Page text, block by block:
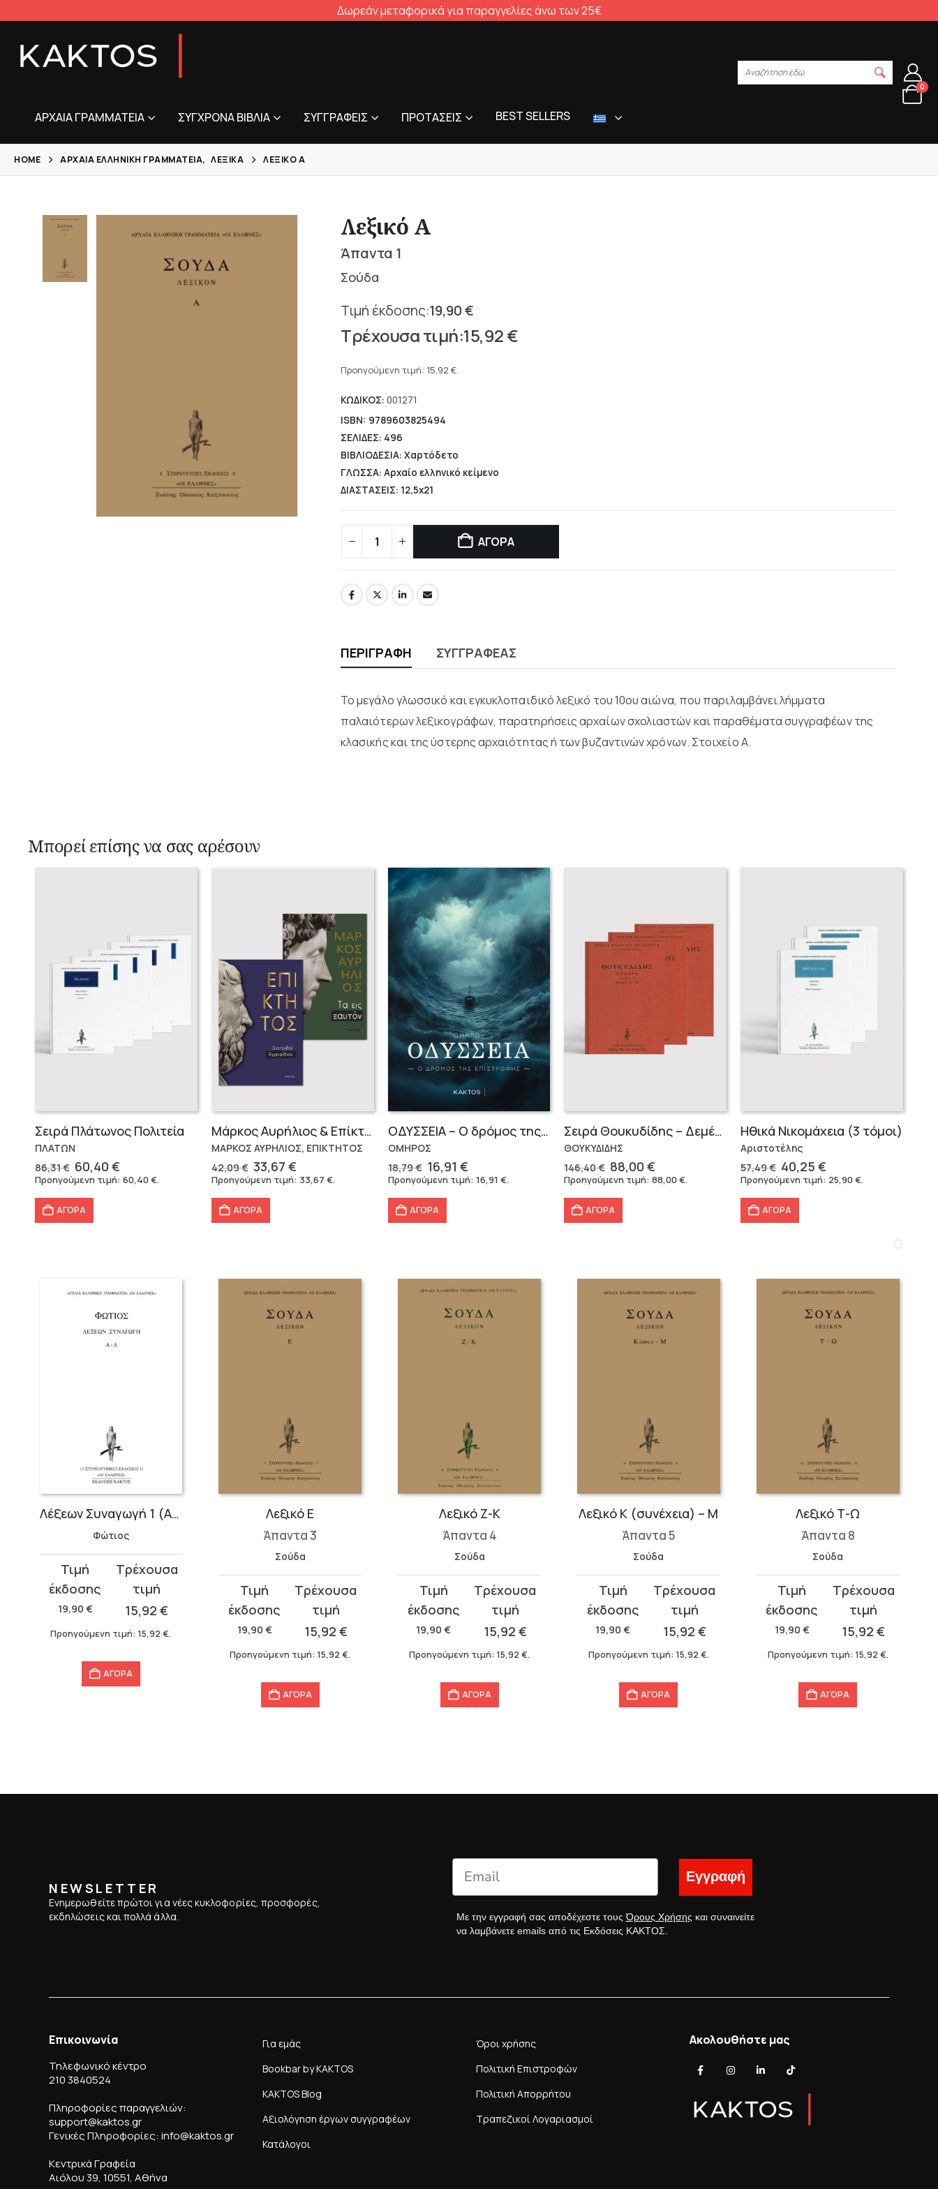
Δωρεάν μεταφορικά για παραγγελίες άνω των 25€
ΑΡΧΑΊΑ ΓΡΑΜΜΑΤΕΊΑ ΣΎΓΧΡΟΝΑ ΒΙΒΛΊΑ ΣΥΓΓΡΑΦΕΊΣ ΠΡΟΤΆΣΕΙΣ BEST SELLERS
Αναζήτηση εδώ
0
HOME ΑΡΧΑΊΑ ΕΛΛΗΝΙΚΉ ΓΡΑΜΜΑΤΕΊΑ, ΛΕΞΙΚΆ ΛΕΞΙΚΌ Α
Λεξικό Α
Άπαντα 1
Σούδα
19,90€
Original
price
was:
19,90 €.
15,92€
τρέχουσα
είναι:
15,92 €.
Προηγούμενη τιμή: 15,92 €.
ΚΩΔΙΚΟΣ: 001271
ISBN: 9789603825494
ΣΕΛΙΔΕΣ: 496
ΒΙΒΛΙΟΔΕΣΙΑ: Χαρτόδετο
ΓΛΩΣΣΑ: Αρχαίο ελληνικό κείμενο
ΔΙΑΣΤΑΣΕΙΣ: 12,5x21
ΑΓΟΡΑ
ΠΕΡΙΓΡΑΦΉ ΣΥΓΓΡΑΦΈΑΣ
Το μεγάλο γλωσσικό και εγκυκλοπαιδικό λεξικό του 10ου αιώνα, που παριλαμβάνει λήμματα
παλαιότερων λεξικογράφων, παρατηρήσεις αρχαίων σχολιαστών και παραθέματα συγγραφέων της
κλασικής και της ύστερης αρχαιότητας ή των βυζαντινών χρόνων. Στοιχείο Α.
Μπορεί επίσης να σας αρέσουν
Σειρά Πλάτωνος Πολιτεία
ΠΛΑΤΩΝ
86,31€ Original
price
86,31 €.
60,40€
τρέχουσα
Προηγούμενη τιμή: 60,40€.
ΑΓΟΡΑ
Μάρκος Αυρήλιος & Επίκτητος (Επίτομα)
ΜΑΡΚΟΣ ΑΥΡΗΛΙΟΣ, ΕΠΙΚΤΗΤΟΣ
42,09€ Original
price
42,09 €.
33,67 €Η
τρέχουσα
Προηγούμενη τιμή: 33,67 €.
ΑΓΟΡΑ
OΔΥΣΣΕΙΑ – Ο δρόμος της επιστροφής
ΟΜΗΡΟΣ
18,79€ Original
price
18,79 €.
16,91 €Η
τρέχουσα
Προηγούμενη τιμή: 16,91 €.
ΑΓΟΡΑ
Σειρά Θουκυδίδης – Δεμένο (4 τόμοι)
ΘΟΥΚΥΔΙΔΗΣ
146,40€ Original
price
146,40 €.
88,00€
τρέχουσα
Προηγούμενη τιμή:88,00€.
ΑΓΟΡΑ
Ηθικά Νικομάχεια (3 τόμοι)
Αριστοτέλης
57,49€ Original
price
57,49 €.
40,25€
τρέχουσα
Προηγούμενη τιμή: 25,90€.
ΑΓΟΡΑ
Λέξεων Συναγωγή 1 (Α-Δ)
Φώτιος
19,90 €
Original
price
was:
19,90 €.
15,92€
τρέχουσα
τιμή
είναι:
Προηγούμενη τιμή: 15,92€.
ΑΓΟΡΑ
Λεξικό Ε
Άπαντα 3
Σούδα
19,90 €
Original
price
was:
19,90 €.
15,92 €
τρέχουσα
τιμή
είναι:
Προηγούμενη τιμή: 15,92€.
ΑΓΟΡΑ
Λεξικό Ζ-Κ
Άπαντα 4
Σούδα
19,90€
Original
price
was:
19,90 €.
15,92 €
τρέχουσα
τιμή
είναι:
Προηγούμενη τιμή: 15,92€.
ΑΓΟΡΑ
Λεξικό Κ (συνέχεια) – Μ
Άπαντα 5
Σούδα
19,90€
Original
price
was:
19,90 €.
15,92 €
τρέχουσα
τιμή
είναι:
Προηγούμενη τιμή: 15,92 €.
ΑΓΟΡΑ
Λεξικό Τ-Ω
Άπαντα 8
Σούδα
19,90 €
Original
price
was:
19,90 €.
15,92€
τρέχουσα
τιμή
είναι:
Προηγούμενη τιμή: 15,92 €.
ΑΓΟΡΑ
NEWSLETTER
Ενημερωθείτε πρώτοι για νέες κυκλοφορίες, προσφορές,
εκδηλώσεις και πολλά άλλα.
Εγγραφή
Με την εγγραφή σας αποδέχεστε τουςΌρους Χρήσης και συναινείτε
να λαμβάνετε emails από τις Εκδόσεις ΚΑΚΤΟΣ.
Επικοινωνία
Τηλεφωνικό κέντρο
210 3840524
Πληροφορίες παραγγελιών:
support@kaktos.gr
Γενικές Πληροφορίες: info@kaktos.gr
Κεντρικά Γραφεία
Αιόλου 39, 10551, Αθήνα
Για εμάς
Bookbar by KAKTOS
KAKTOS Blog
Αξιολόγηση έργων συγγραφέων
Κατάλογοι
Όροι χρήσης
Πολιτική Επιστροφών
Πολιτική Απορρήτου
Τραπεζικοί Λογαριασμοί
Ακολουθήστε μας